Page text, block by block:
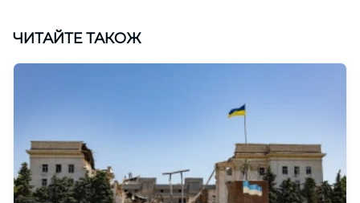
ЧИТАЙТЕ ТАКОЖ